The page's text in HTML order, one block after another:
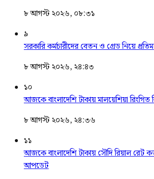
৮ আগস্ট ২০২৬, ০৮:৩১
৯
সরকারি কর্মচারীদের বেতন ও গ্রেড নিয়ে
৮ আগস্ট ২০২৬, ২৪:৪৩
১০
আজকে বাংলাদেশি টাকায় মালয়েশিয়া
৮ আগস্ট ২০২৬, ২৪:৩৬
১১
আজকে বাংলাদেশি টাকায় সৌদি রিয়াল রেট
আপডেট